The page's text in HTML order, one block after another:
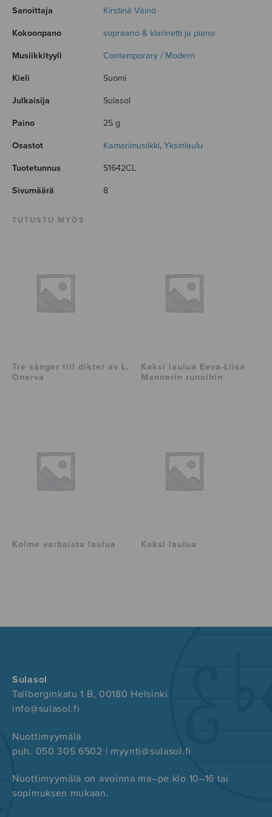
Sanoittaja Kirstinä Väinö
Kokoonpano sopraano & klarinetti ja piano
Musiikkityyli Contemporary / Modern
Kieli Suomi
Julkaisija Sulasol
Paino 25 g
Osastot Kamarimusiikki, Yksinlaulu
Tuotetunnus S1642CL
Sivumäärä 8
TUTUSTU MYÖS
Tre sånger till dikter av L.
Onerva
Kaksi laulua Eeva-Liisa
Mannerin runoihin
Kolme varhaista laulua Kaksi laulua
Sulasol
Tallberginkatu 1 B, 00180 Helsinki
info@sulasol.fi
Nuottimyymälä
puh. 050 305 6502 | myynti@sulasol.fi
Nuottimyymälä on avoinna ma–pe klo 10–16 tai
sopimuksen mukaan.